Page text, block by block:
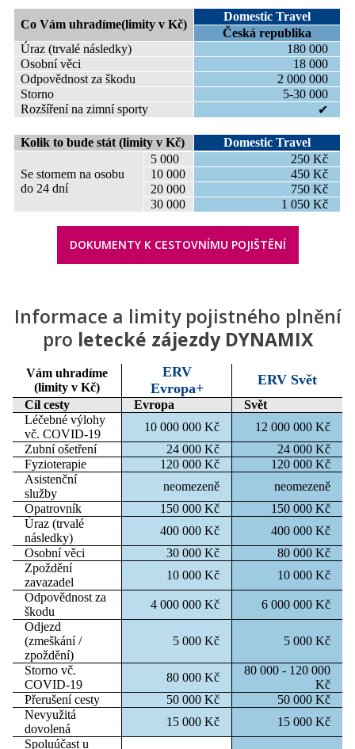
Co Vám uhradíme(limity v Kč)
Domestic Travel
Česká republika
Úraz (trvalé následky)
180 000
Osobní věci
18 000
Odpovědnost za škodu
2 000 000
Storno
5-30 000
Rozšíření na zimní sporty
✔
Kolik to bude stát (limity v Kč) Domestic Travel
Se stornem na osobu
do 24 dní
5 000
250 Kč
10 000
450 Kč
20 000
750 Kč
30 000
1 050 Kč
DOKUMENTY K CESTOVNÍMU POJIŠTĚNÍ
Informace a limity pojistného plnění
pro letecké zájezdy DYNAMIX
Vám uhradíme
(limity v Kč)
ERV
Evropa+
ERV Svět
Cíl cesty Evropa
Svět
Léčebné výlohy
vč. COVID-19
10 000 000 Kč
12 000 000 Kč
Zubní ošetření
24 000 Kč
24 000 Kč
Fyzioterapie
120 000 Kč
120 000 Kč
Asistenční
služby
neomezeně
neomezeně
Opatrovník
150 000 Kč
150 000 Kč
Úraz (trvalé
následky)
400 000 Kč
400 000 Kč
Osobní věci
30 000 Kč
80 000 Kč
Zpoždění
zavazadel
10 000 Kč
10 000 Kč
Odpovědnost za
škodu
4 000 000 Kč
6 000 000 Kč
Odjezd
(zmeškání /
zpoždění)
5 000 Kč 5 000 Kč
Storno vč.
COVID-19
80 000 Kč
80 000 - 120 000
Kč
Přerušení cesty
50 000 Kč
50 000 Kč
Nevyužitá
dovolená
15 000 Kč
15 000 Kč
Spoluúčast u